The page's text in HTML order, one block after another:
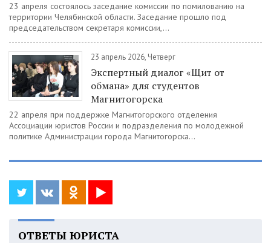
23 апреля состоялось заседание комиссии по помилованию на
территории Челябинской области. Заседание прошло под
председательством секретаря комиссии,...
23 апрель 2026, Четверг
Экспертный диалог «Щит от
обмана» для студентов
Магнитогорска
22 апреля при поддержке Магнитогорского отделения
Ассоциации юристов России и подразделения по молодежной
политике Администрации города Магнитогорска...
ОТВЕТЫ ЮРИСТА